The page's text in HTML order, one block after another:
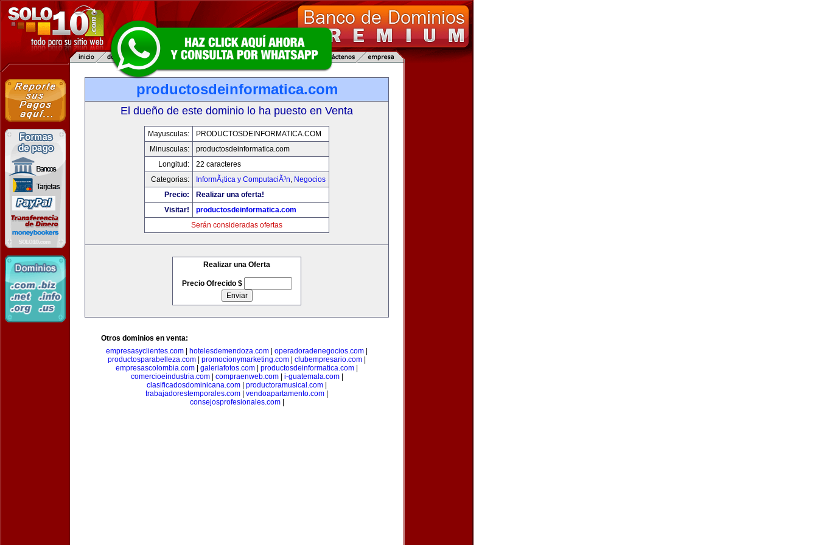
productosdeinformatica.com
El dueño de este dominio lo ha puesto en Venta
Mayusculas:
PRODUCTOSDEINFORMATICA.COM
Minusculas:
productosdeinformatica.com
Longitud:
22 caracteres
Categorias:
InformÃ¡tica y ComputaciÃ³n, Negocios
Precio:
Realizar una oferta!
Visitar!
productosdeinformatica.com
Serán consideradas ofertas
Realizar una Oferta
Precio Ofrecido $
Otros dominios en venta:
empresasyclientes.com
hotelesdemendoza.com operadoradenegocios.com
productosparabelleza.com
promocionymarketing.com clubempresario.com
empresascolombia.com
galeriafotos.com productosdeinformatica.com
comercioeindustria.com| compraenweb.com| i-guatemala.com|
clasificadosdominicana.com
productoramusical.com
trabajadorestemporales.com
vendoapartamento.com
consejosprofesionales.com|